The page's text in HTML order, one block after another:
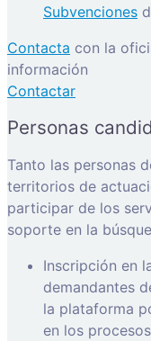
Subvenciones
Contacta con la
información
Contactar
Personas
Tanto las personas
territorios de
participar de los
soporte en la
Inscripción en
demandantes
la plataforma
en los